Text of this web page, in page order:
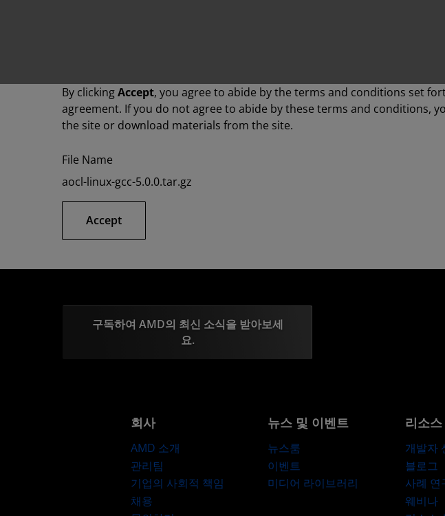
By clickingAccept, you agree to abide by the terms and conditions set
agreement. If you do not agree to abide by these terms and conditions,
the site or download materials from the site.
File Name
aocl-linux-gcc-5.0.0.tar.gz
Accept
구독하여 AMD의 최신 소식을 받아보세
요.
회사
AMD 소개
관리팀
기업의 사회적 책임
채용
뉴스 및 이벤트
뉴스룸
이벤트
미디어 라이브러리
리소스
개발자
블로그
사례 연
웨비나